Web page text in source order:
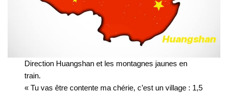
Direction Huangshan et les montagnes jaunes en
train.
« Tu vas être contente ma chérie, c’est un village : 1,5